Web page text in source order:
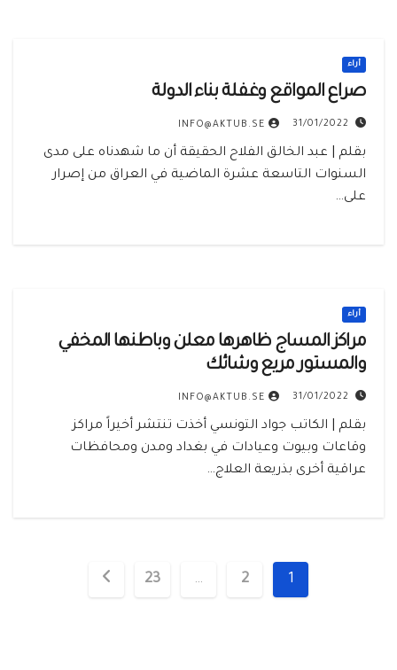
أراء
صراع المواقع وغفلة بناء الدولة
31/01/2022
INFO@AKTUB.SE
بقلم | عبد الخالق الفلاح الحقيقة أن ما شهدناه على مدى
السنوات التاسعة عشرة الماضية في العراق من إصرار
على…
أراء
مراكز المساج ظاهرها معلن وباطنها المخفي
والمستور مريع وشائك
31/01/2022
INFO@AKTUB.SE
بقلم | الكاتب جواد التونسي أخذت تنتشر أخيراً مراكز
وقاعات وبيوت وعيادات في بغداد ومدن ومحافظات
عراقية أخرى بذريعة العلاج…
تعدد
1
2
…
23